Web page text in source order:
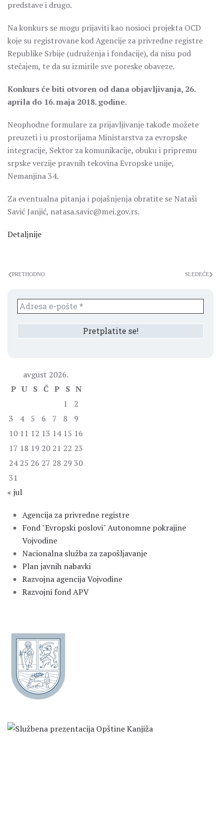
predstave i drugo.
Na konkurs se mogu prijaviti kao nosioci projekta OCD
koje su registrovane kod Agencije za privredne registre
Republike Srbije (udruženja i fondacije), da nisu pod
stečajem, te da su izmirile sve poreske obaveze.
Konkurs će biti otvoren od dana objavljivanja, 26.
aprila do 16. maja 2018. godine.
Neophodne formulare za prijavljivanje takođe možete
preuzeti i u prostorijama Ministarstva za evropske
integracije, Sektor za komunikacije, obuku i pripremu
srpske verzije pravnih tekovina Evropske unije,
Nemanjina 34.
Za eventualna pitanja i pojašnjenja obratite se Nataši
Savić Janjić, natasa.savic@mei.gov.rs.
Detaljnije
PRETHODNO SLEDEĆE
avgust 2026.
P U S Č P S N
1
2
3
4 5 6 7 8
9
10 11 12 13 14 15 16
17 18 19 20 21 22 23
24 25 26 27 28 29 30
31
« jul
Agencija za privredne registre
Fond "Evropski poslovi" Autonomne pokrajine
Vojvodine
Nacionalna služba za zapošljavanje
Plan javnih nabavki
Razvojna agencija Vojvodine
Razvojni fond APV